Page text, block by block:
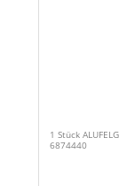
1 Stück
6874440